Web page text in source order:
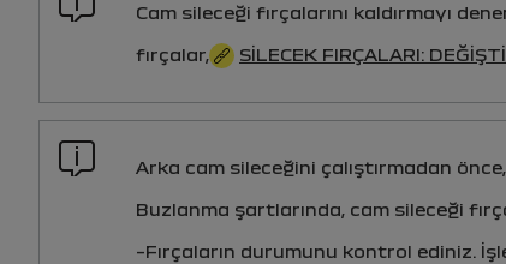
Cam sileceği fırçalarını kaldırmayı
fırçalar, SILECEK FIRÇALARI:
Arka cam sileceğini çalıştırmadan
Buzlanma şartlarında, cam sileceği
–Fırçaların durumunu kontrol ediniz.